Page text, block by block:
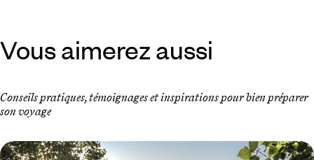
Vous aimerez aussi
Conseils pratiques, témoignages et inspirations pour bien préparer
son voyage